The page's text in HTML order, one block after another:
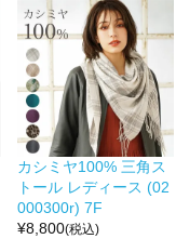
カシミヤ100% 三角ス
トール レディース (02
000300r) 7F
¥8,800(税込)